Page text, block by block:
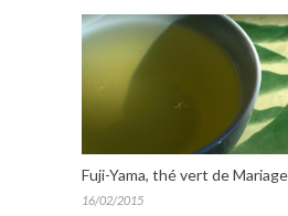
Fuji-Yama, thé vert de
16/02/2015